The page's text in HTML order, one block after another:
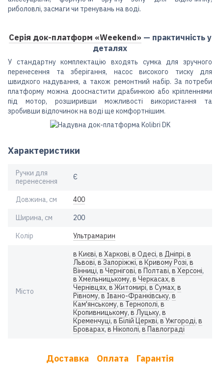
риболовлі, засмаги чи тренувань на воді.
Серія док-платформ «Weekend» — практичність у
деталях
У стандартну комплектацію входять сумка для зручного
перенесення та зберігання, насос високого тиску для
швидкого надування, а також ремонтний набір. За потреби
платформу можна дооснастити драбинкою або кріпленнями
під мотор, розширивши можливості використання та
зробивши відпочинок на воді ще комфортнішим.
Характеристики
Ручки для
перенесення
Є
Довжина, см 400
Ширина, см 200
Колір Ультрамарин
Місто
в Києві, в Харкові, в Одесі, в Дніпрі, в
Львові, в Запоріжжі, в Кривому Розі, в
Вінниці, в Чернігові, в Полтаві, в Херсоні,
в Хмельницькому, в Черкасах, в
Чернівцях, в Житомирі, в Сумах, в
Рівному, в Івано-Франківську, в
Кам'янському, в Тернополі, в
Кропивницькому, в Луцьку, в
Кременчуці, в Білій Церкві, в Ужгороді, в
Броварах, в Нікополі, в Павлограді
Доставка Оплата Гарантія